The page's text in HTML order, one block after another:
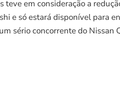
em consideração a
e só estará disponível para
sério concorrente do Nissan